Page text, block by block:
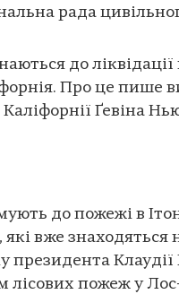
рада
до ліквідації
Про це пише
Ґевіна
до пожежі в
вже знаходяться
президента
пожеж у